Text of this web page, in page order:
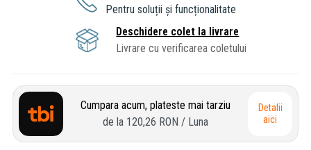
Pentru soluții și funcționalitate
Deschidere colet la livrare
Livrare cu verificarea coletului
Cumpara acum, plateste mai tarziu
de la 120,26 RON / Luna
Detalii
aici